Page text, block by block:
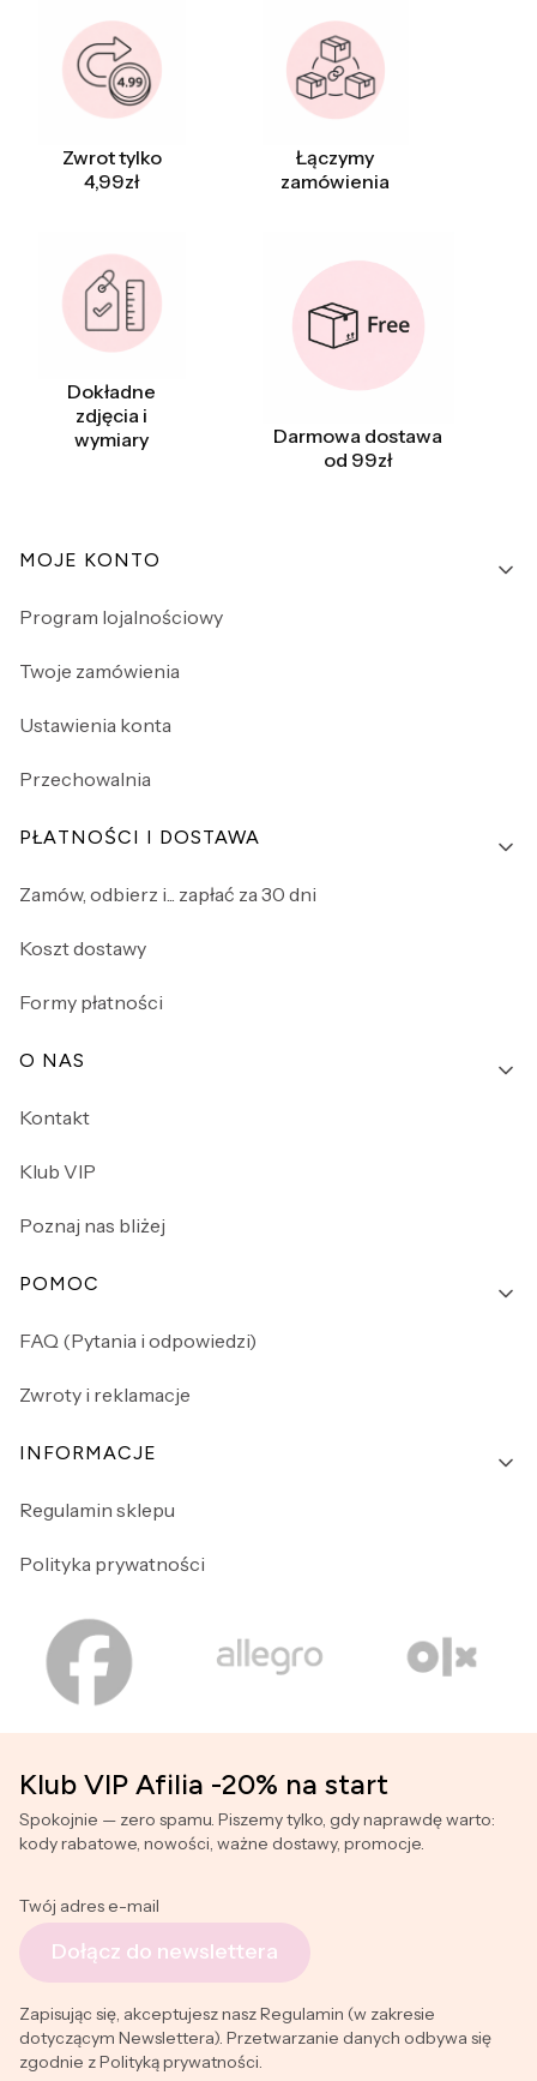
Zwrot tylko
4,99zł
Łączymy
zamówienia
Dokładne
zdjęcia i
wymiary
Darmowa dostawa
od 99zł
Linki w stopce
MOJE KONTO
Program lojalnościowy
Twoje zamówienia
Ustawienia konta
Przechowalnia
PŁATNOŚCI I DOSTAWA
Zamów, odbierz i... zapłać za 30 dni
Koszt dostawy
Formy płatności
O NAS
Kontakt
Klub VIP
Poznaj nas bliżej
POMOC
FAQ (Pytania i odpowiedzi)
Zwroty i reklamacje
INFORMACJE
Regulamin sklepu
Polityka prywatności
Klub VIP Afilia -20% na start
Spokojnie — zero spamu. Piszemy tylko, gdy naprawdę warto:
kody rabatowe, nowości, ważne dostawy, promocje.
Twój adres e-mail
Dołącz do newslettera
Zapisując się, akceptujesz nasz Regulamin (w zakresie
dotyczącym Newslettera). Przetwarzanie danych odbywa się
zgodnie z Polityką prywatności.